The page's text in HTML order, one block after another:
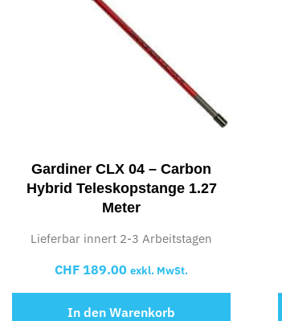
Gardiner CLX 04 – Carbon
Hybrid Teleskopstange 1.27
Meter
Lieferbar innert 2-3 Arbeitstagen
CHF 189.00 exkl. MwSt.
In den Warenkorb